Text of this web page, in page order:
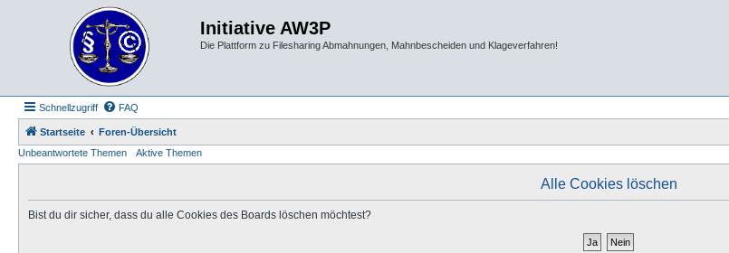
Initiative AW3P
Die Plattform zu Filesharing Abmahnungen, Mahnbescheiden und Klageverfahren!
Schnellzugriff FAQ
Startseite
Foren-Übersicht
Unbeantwortete Themen
Aktive Themen
Alle Cookies löschen
Bist du dir sicher, dass du alle Cookies des Boards löschen möchtest?